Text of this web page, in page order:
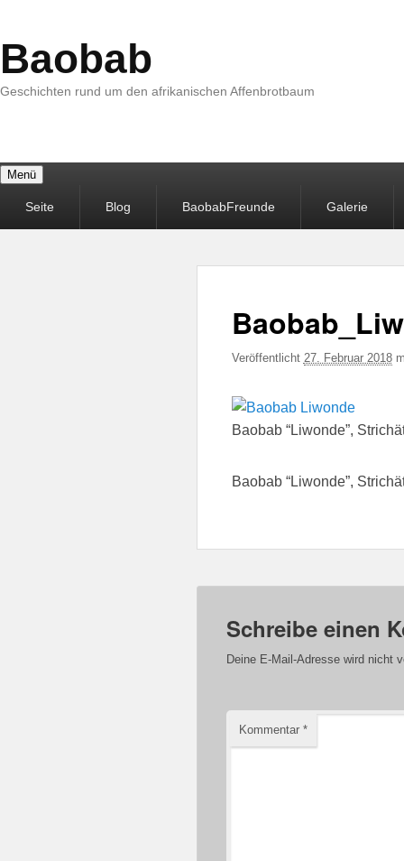
Baobab
Geschichten rund um den afrikanischen Affenbrotbaum
Menü
MenüSeite Blog BaobabFreunde Galerie
Veröffentlicht 27. Februar 2018
Baobab “Liwonde”,
Baobab “Liwonde”,
Schreibe einen
Deine E-Mail-Adresse wird nicht
Kommentar *